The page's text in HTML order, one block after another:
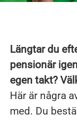
Längtar du
pensionär
egen takt?
Här är några
med. Du